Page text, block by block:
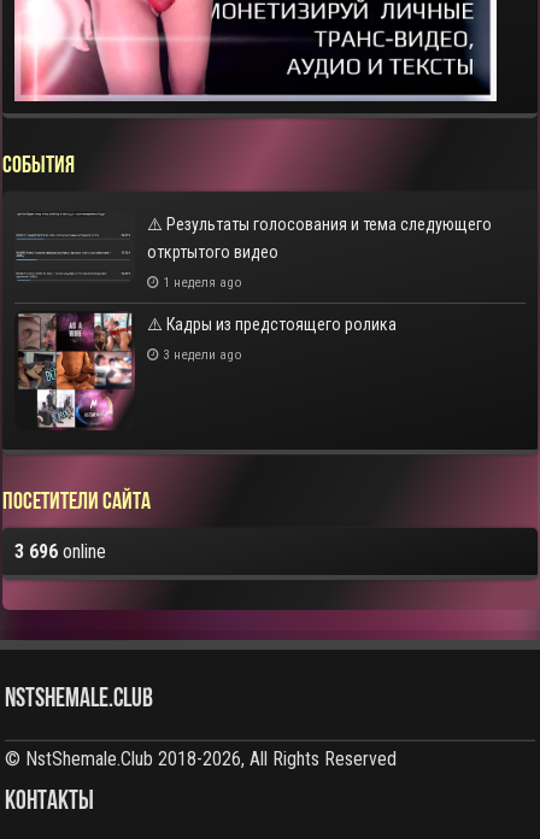
СОБЫТИЯ
⚠️ Результаты голосования и тема следующего
откртытого видео
1 неделя ago
⚠️ Кадры из предстоящего ролика
3 недели ago
Посетители сайта
3 696 online
NstShemale.Club
© NstShemale.Club 2018-2026, All Rights Reserved
КОНТАКТЫ